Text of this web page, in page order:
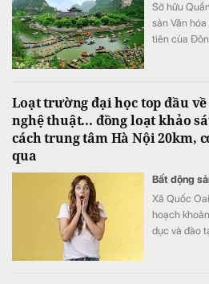
Sở hữu
sản Văn
tiên của
Loạt trường đại học top đầu
nghệ thuật... đồng loạt khảo
cách trung tâm Hà Nội 20km,
qua
Bất động
Xã Quốc
hoạch
dục và đào